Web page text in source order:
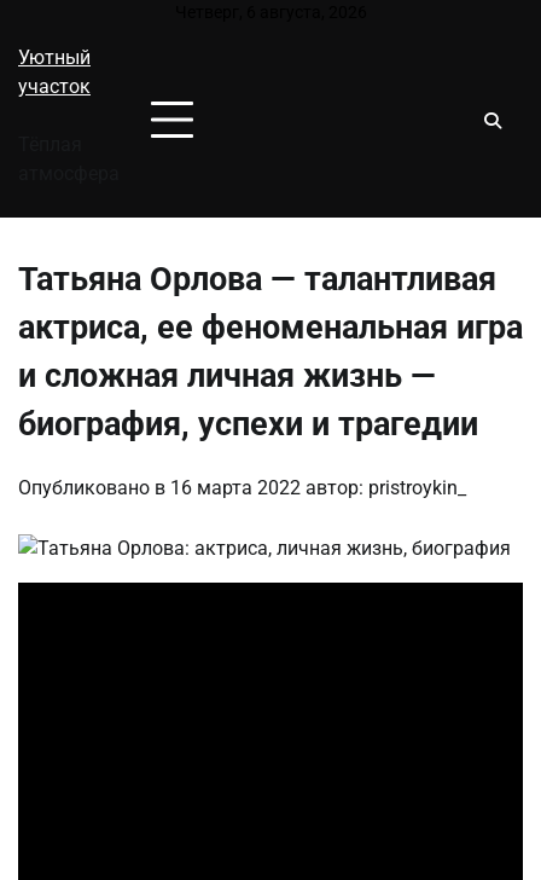
содержимому
Уютный
участок
Татьяна Орлова — талантливая
актриса, ее феноменальная игра
и сложная личная жизнь —
биография, успехи и трагедии
Опубликовано в 16 марта 2022 автор: pristroykin_